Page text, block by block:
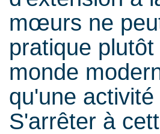
mœurs ne
pratique
monde
qu'une
S'arrêter à